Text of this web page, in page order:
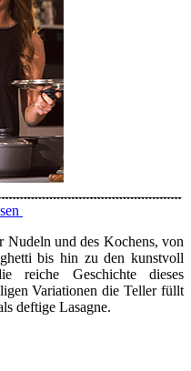
Nudeln und des Kochens, von
bis hin zu den kunstvoll
reiche Geschichte dieses
Variationen die Teller füllt
deftige Lasagne.